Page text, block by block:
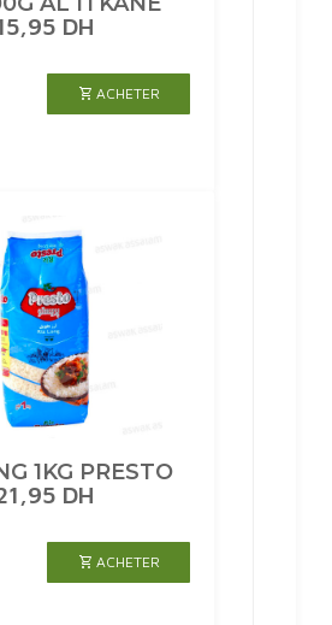
DH
ACHETER
1KG PRESTO
DH
ACHETER